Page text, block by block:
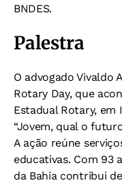
BNDES.
Palestra
O advogado Vivaldo
Rotary Day, que
Estadual Rotary,
“Jovem, qual o
A ação reúne
educativas. Com 93
da Bahia contribui